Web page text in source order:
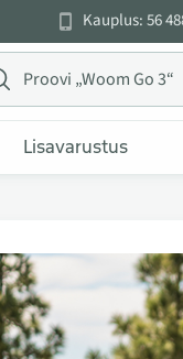
Kauplus: 56
Lisavarustus